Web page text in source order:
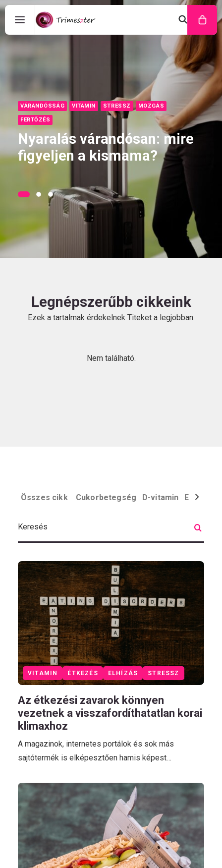
VÁRANDÓSSÁG VITAMIN STRESSZ MOZGÁS
FERTŐZÉS
Nyaralás várandósan: mire
figyeljen a kismama?
Legnépszerűbb cikkeink
Ezek a tartalmak érdekelnek Titeket a legjobban.
Nem található.
Összes cikk Cukorbetegség D-vitamin Egyéb
VITAMIN ÉTKEZÉS ELHÍZÁS STRESSZ
Az étkezési zavarok könnyen
vezetnek a visszafordíthatatlan korai
klimaxhoz
A magazinok, internetes portálok és sok más
sajtótermék is elképesztően hamis képest…